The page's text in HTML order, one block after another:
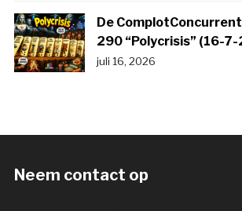
De
290 “Polycrisis” (16-
juli 16, 2026
Neem contact op